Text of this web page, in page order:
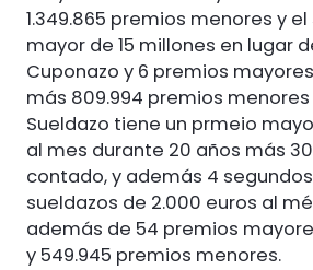
1.349.865 premios menores y
mayor de 15 millones en lugar
Cuponazo y 6 premios
más 809.994 premios menores
Sueldazo tiene un prmeio
al mes durante 20 años más
contado, y además 4
sueldazos de 2.000 euros al
además de 54 premios
y 549.945 premios menores.